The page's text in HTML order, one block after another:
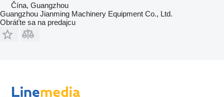
Čína, Guangzhou
Guangzhou Jianming Machinery Equipment Co., Ltd.
Obráťte sa na predajcu